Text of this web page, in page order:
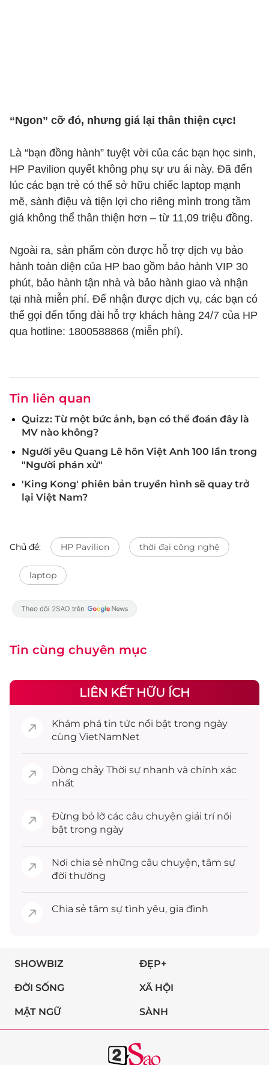
“Ngon” cỡ đó, nhưng giá lại thân thiện cực!
Là “bạn đồng hành” tuyệt vời của các bạn học sinh,
HP Pavilion quyết không phụ sự ưu ái này. Đã đến
lúc các bạn trẻ có thể sở hữu chiếc laptop mạnh
mẽ, sành điệu và tiện lợi cho riêng mình trong tầm
giá không thể thân thiện hơn – từ 11,09 triệu đồng.
Ngoài ra, sản phẩm còn được hỗ trợ dịch vụ bảo
hành toàn diện của HP bao gồm bảo hành VIP 30
phút, bảo hành tận nhà và bảo hành giao và nhận
tại nhà miễn phí. Để nhận được dịch vụ, các bạn có
thể gọi đến tổng đài hỗ trợ khách hàng 24/7 của HP
qua hotline: 1800588868 (miễn phí).
Tin liên quan
Quizz: Từ một bức ảnh, bạn có thể đoán đây là
MV nào không?
Người yêu Quang Lê hôn Việt Anh 100 lần trong
"Người phán xử"
'King Kong' phiên bản truyền hình sẽ quay trở
lại Việt Nam?
Chủ đề: HP Pavilion thời đại công nghệ
laptop
Tin cùng chuyên mục
LIÊN KẾT HỮU ÍCH
Khám phá tin tức nổi bật trong ngày
cùng VietNamNet
Dòng chảy Thời sự nhanh và chính xác
nhất
Đừng bỏ lỡ các câu chuyện giải trínổi
bật trong ngày
Nơi chia sẻ những câu chuyện, tâm sự
đời thường
Chia sẻ tâm sự tình yêu, gia đình
SHOWBIZ ĐẸP+
ĐỜI SỐNG XÃ HỘI
MẬT NGỮ SÀNH